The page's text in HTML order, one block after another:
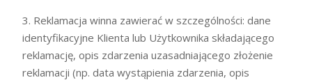
3. Reklamacja winna zawierać w szczególności: dane
identyfikacyjne Klienta lub Użytkownika składającego
reklamację, opis zdarzenia uzasadniającego złożenie
reklamacji (np. data wystąpienia zdarzenia, opis